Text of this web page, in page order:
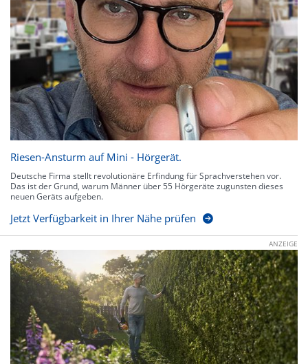
Riesen-Ansturm auf Mini - Hörgerät.
Deutsche Firma stellt revolutionäre Erfindung für Sprachverstehen vor.
Das ist der Grund, warum Männer über 55 Hörgeräte zugunsten dieses
neuen Geräts aufgeben.
Jetzt Verfügbarkeit in Ihrer Nähe prüfen
ANZEIGE